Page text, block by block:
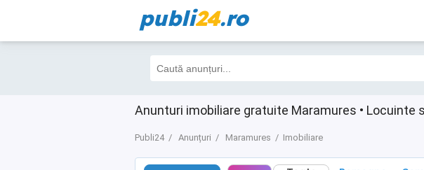
publi24.ro
Anunturi imobiliare gratuite Maramures • Locuinte
Publi24 Anunțuri Maramures Imobiliare
Filtre 2 AI